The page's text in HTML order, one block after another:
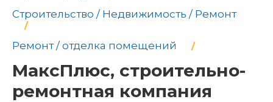
Строительство / Недвижимость / Ремонт
Ремонт / отделка помещений
МаксПлюс, строительно-
ремонтная компания